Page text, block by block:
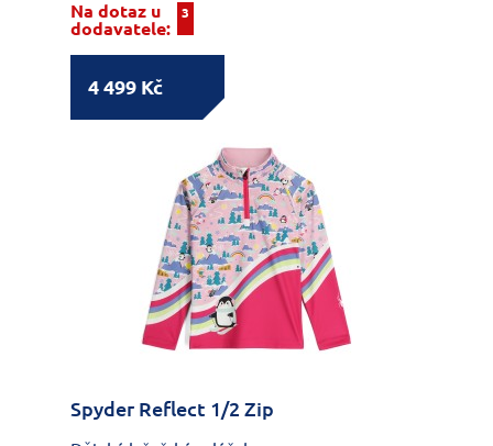
Na dotaz u
dodavatele:
3
4 499 Kč
Spyder Reflect 1/2 Zip